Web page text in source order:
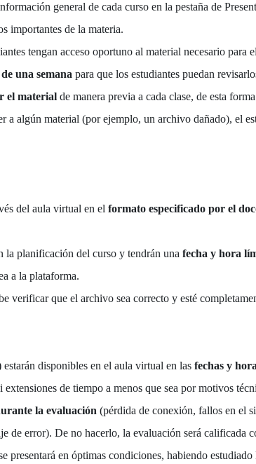
general de cada curso en la pestaña de
importantes de la materia.
tengan acceso oportuno al material necesario
una semana para que los estudiantes puedan
el materialde manera previa a cada clase, de esta
a algún material (por ejemplo, un archivo dañado), el
del aula virtual en el formato especificado por el
la planificación del curso y tendrán una fecha y hora
a la plataforma.
verificar que el archivo sea correcto y esté
disponibles en el aula virtual en las fechas y
de tiempo a menos que sea por motivos
la evaluación (pérdida de conexión, fallos en el
de error). De no hacerlo, la evaluación será calificada
presentará en óptimas condiciones, habiendo